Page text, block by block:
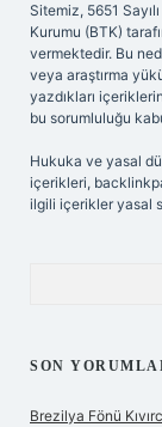
Sitemiz, 5651
Kurumu (BTK)
vermektedir. Bu
veya araştırma
yazdıkları
bu sorumluluğu
Hukuka ve yasal
içerikleri,
ilgili içerikler yasal
SON
Brezilya Fönü